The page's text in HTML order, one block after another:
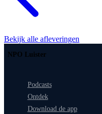
Bekijk alle afleveringen
NPO Luister
Podcasts
Ontdek
Download de app